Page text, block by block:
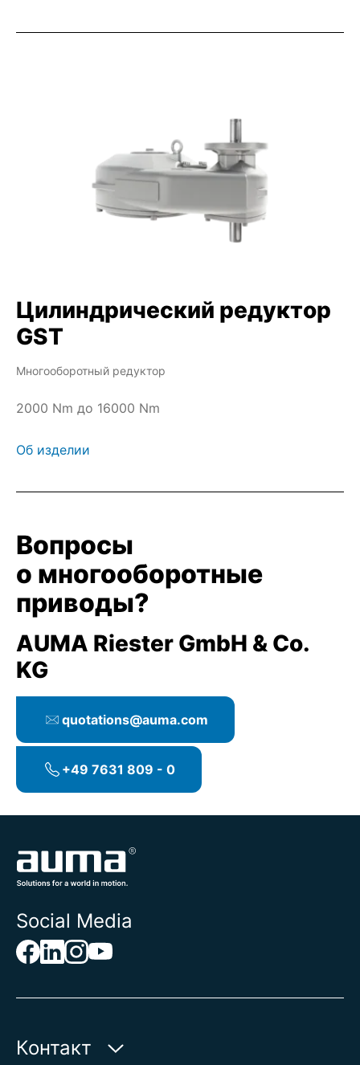
Цилиндрический редуктор
GST
Многооборотный редуктор
2000 Nm до 16000 Nm
Об изделии
Вопросы
о многооборотные
приводы?
AUMA Riester GmbH & Co.
KG
quotations@auma.com
+49 7631 809 - 0
Social Media
Контакт